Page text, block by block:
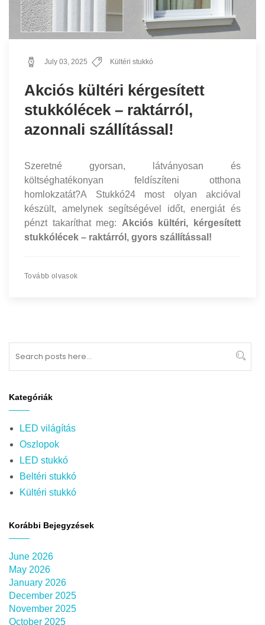
July 03, 2025 Kültéri stukkó
Akciós kültéri kérgesített
stukkólécek – raktárról,
azonnali szállítással!
Szeretné gyorsan, látványosan és
költséghatékonyan feldíszíteni otthona
homlokzatát?A Stukkó24 most olyan akcióval
készült, amelynek segítségével időt, energiát és
pénzt takaríthat meg: Akciós kültéri, kérgesített
stukkólécek – raktárról, gyors szállítással!
Tovább olvasok
Kategóriák
LED világítás
Oszlopok
LED stukkó
Beltéri stukkó
Kültéri stukkó
Korábbi Bejegyzések
June 2026
May 2026
January 2026
December 2025
November 2025
October 2025